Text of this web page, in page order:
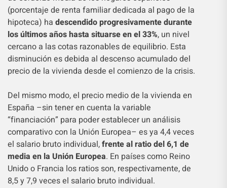
(porcentaje de renta familiar dedicada al pago de la
hipoteca) ha descendido progresivamente durante
los últimos años hasta situarse en el 33%, un nivel
cercano a las cotas razonables de equilibrio. Esta
disminución es debida al descenso acumulado del
precio de la vivienda desde el comienzo de la crisis.
Del mismo modo, el precio medio de la vivienda en
España –sin tener en cuenta la variable
“financiación” para poder establecer un análisis
comparativo con la Unión Europea– es ya 4,4 veces
el salario bruto individual,frente al ratio del 6,1 de
media en la Unión Europea. En países como Reino
Unido o Francia los ratios son, respectivamente, de
8,5 y 7,9 veces el salario bruto individual.